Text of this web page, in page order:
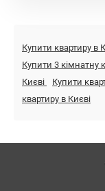
Купити квартиру в
Купити 3 кімнатну
Києві
Купити
квартиру в Києві